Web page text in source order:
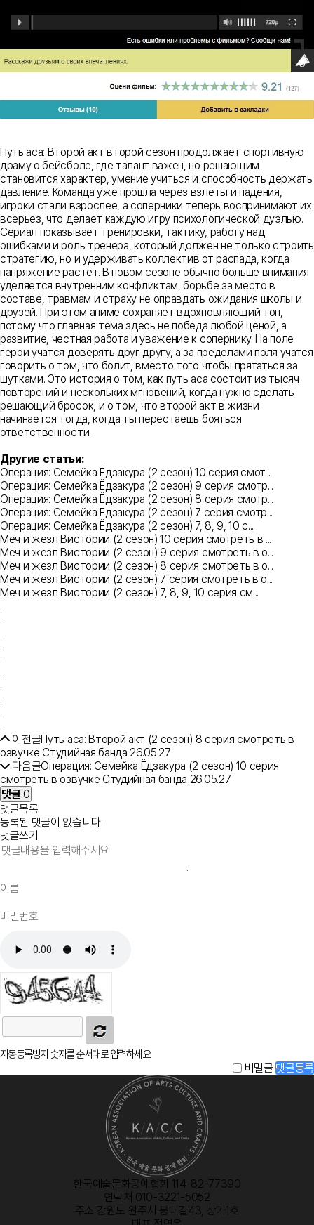
Путь аса: Второй акт второй сезон продолжает спортивную
драму о бейсболе, где талант важен, но решающим
становится характер, умение учиться и способность держать
давление. Команда уже прошла через взлеты и падения,
игроки стали взрослее, а соперники теперь воспринимают их
всерьез, что делает каждую игру психологической дуэлью.
Сериал показывает тренировки, тактику, работу над
ошибками и роль тренера, который должен не только строить
стратегию, но и удерживать коллектив от распада, когда
напряжение растет. В новом сезоне обычно больше внимания
уделяется внутренним конфликтам, борьбе за место в
составе, травмам и страху не оправдать ожидания школы и
друзей. При этом аниме сохраняет вдохновляющий тон,
потому что главная тема здесь не победа любой ценой, а
развитие, честная работа и уважение к сопернику. На поле
герои учатся доверять друг другу, а за пределами поля учатся
говорить о том, что болит, вместо того чтобы прятаться за
шутками. Это история о том, как путь аса состоит из тысяч
повторений и нескольких мгновений, когда нужно сделать
решающий бросок, и о том, что второй акт в жизни
начинается тогда, когда ты перестаешь бояться
ответственности.
Другие статьи:
Операция: Семейка Ёдзакура (2 сезон) 10 серия смот...
Операция: Семейка Ёдзакура (2 сезон) 9 серия смотр...
Операция: Семейка Ёдзакура (2 сезон) 8 серия смотр...
Операция: Семейка Ёдзакура (2 сезон) 7 серия смотр...
Операция: Семейка Ёдзакура (2 сезон) 7, 8, 9, 10 с...
Меч и жезл Вистории (2 сезон) 10 серия смотреть в ...
Меч и жезл Вистории (2 сезон) 9 серия смотреть в о...
Меч и жезл Вистории (2 сезон) 8 серия смотреть в о...
Меч и жезл Вистории (2 сезон) 7 серия смотреть в о...
Меч и жезл Вистории (2 сезон) 7, 8, 9, 10 серия см...
.
.
.
.
.
.
.
.
.
.
이전글Путь аса: Второй акт (2 сезон) 8 серия смотреть в
озвучке Студийная банда 26.05.27
다음글Операция: Семейка Ёдзакура (2 сезон) 10 серия
смотреть в озвучке Студийная банда 26.05.27
댓글 0
댓글목록
등록된 댓글이 없습니다.
댓글쓰기
자동등록방지 숫자를 순서대로 입력하세요.
비밀글 댓글등록
한국예술문화공예협회 114-82-77390
연락처 010-3221-5052
주소 강원도 원주시 봉대길43, 상가1호